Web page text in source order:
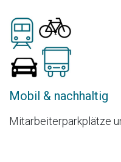
Mobil & nachhaltig
Mitarbeiterparkplätze